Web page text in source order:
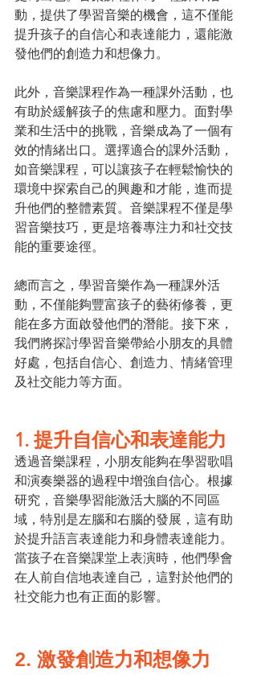
動，提供了學習音樂的機會，這不僅能
提升孩子的自信心和表達能力，還能激
發他們的創造力和想像力。
此外，音樂課程作為一種課外活動，也
有助於緩解孩子的焦慮和壓力。面對學
業和生活中的挑戰，音樂成為了一個有
效的情緒出口。選擇適合的課外活動，
如音樂課程，可以讓孩子在輕鬆愉快的
環境中探索自己的興趣和才能，進而提
升他們的整體素質。音樂課程不僅是學
習音樂技巧，更是培養專注力和社交技
能的重要途徑。
總而言之，學習音樂作為一種課外活
動，不僅能夠豐富孩子的藝術修養，更
能在多方面啟發他們的潛能。接下來，
我們將探討學習音樂帶給小朋友的具體
好處，包括自信心、創造力、情緒管理
及社交能力等方面。
1. 提升自信心和表達能力
透過音樂課程，小朋友能夠在學習歌唱
和演奏樂器的過程中增強自信心。根據
研究，音樂學習能激活大腦的不同區
域，特別是左腦和右腦的發展，這有助
於提升語言表達能力和身體表達能力。
當孩子在音樂課堂上表演時，他們學會
在人前自信地表達自己，這對於他們的
社交能力也有正面的影響。
2. 激發創造力和想像力